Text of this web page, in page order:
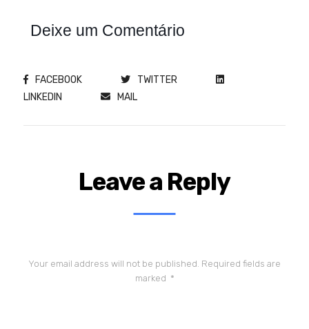
Deixe um Comentário
FACEBOOK
TWITTER
LINKEDIN
MAIL
Leave a Reply
Your email address will not be published. Required fields are
marked *